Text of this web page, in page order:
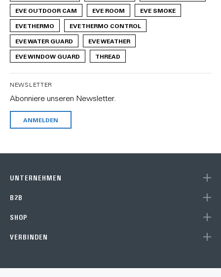
EVE OUTDOOR CAM
EVE ROOM
EVE SMOKE
EVE THERMO
EVE THERMO CONTROL
EVE WATER GUARD
EVE WEATHER
EVE WINDOW GUARD
THREAD
NEWSLETTER
Abonniere unseren Newsletter.
ANMELDEN
UNTERNEHMEN
B2B
SHOP
VERBINDEN